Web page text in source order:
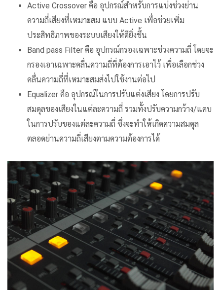
Active Crossover คือ อุปกรณ์สำหรับการแบ่งช่วงย่าน
ความถี่เสียงที่เหมาะสม แบบ Active เพื่อช่วยเพิ่ม
ประสิทธิภาพของระบบเสียงให้ดียิ่งขึ้น
Band pass Filter คือ อุปกรณ์กรองเฉพาะช่วงความถี่ โดยจะ
กรองเอาเฉพาะคลื่นความถี่ที่ต้องการเอาไว้ เพื่อเลือกช่วง
คลื่นความถี่ที่เหมาะสมส่งไปใช้งานต่อไป
Equalizer คือ อุปกรณ์ในการปรับแต่งเสียง โดยการปรับ
สมดุลของเสียงในแต่ละความถี่ รวมทั้งปรับความกว้าง/แคบ
ในการปรับของแต่ละความถี่ ซึ่งจะทำให้เกิดความสมดุล
ตลอดย่านความถี่เสียงตามความต้องการได้